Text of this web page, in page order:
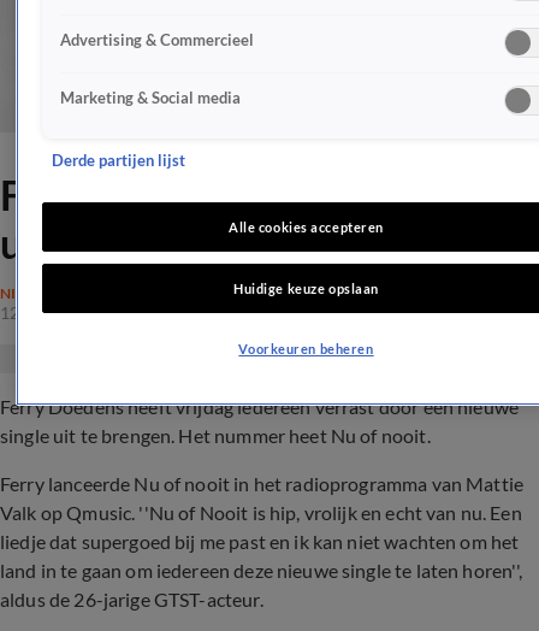
Ferry brengt nieuwe single
uit
NIEUWS
12 mei 2017, 15:20
Ferry Doedens heeft vrijdag iedereen verrast door een nieuwe
single uit te brengen. Het nummer heet Nu of nooit.
Ferry lanceerde Nu of nooit in het radioprogramma van Mattie
Valk op Qmusic. ''Nu of Nooit is hip, vrolijk en echt van nu. Een
liedje dat supergoed bij me past en ik kan niet wachten om het
land in te gaan om iedereen deze nieuwe single te laten horen'',
aldus de 26-jarige GTST-acteur.
Advertising & Commercieel
Marketing & Social media
Derde partijen lijst
Alle cookies accepteren
Huidige keuze opslaan
Voorkeuren beheren